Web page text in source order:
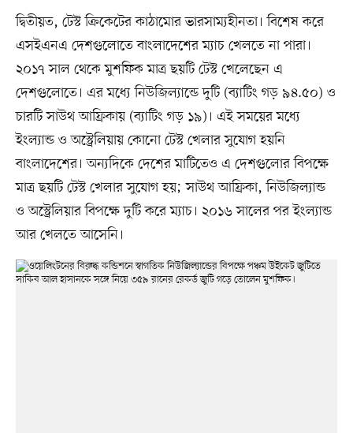
দ্বিতীয়ত, টেস্ট ক্রিকেটের কাঠামোর ভারসাম্যহীনতা। বিশেষ করে
এসইএনএ দেশগুলোতে বাংলাদেশের ম্যাচ খেলতে না পারা।
২০১৭ সাল থেকে মুশফিক মাত্র ছয়টি টেস্ট খেলেছেন এ
দেশগুলোতে। এর মধ্যে নিউজিল্যান্ডে দুটি (ব্যাটিং গড় ৯৪.৫০) ও
চারটি সাউথ আফ্রিকায় (ব্যাটিং গড় ১৯)। এই সময়ের মধ্যে
ইংল্যান্ড ও অস্ট্রেলিয়ায় কোনো টেস্ট খেলার সুযোগ হয়নি
বাংলাদেশের। অন্যদিকে দেশের মাটিতেও এ দেশগুলোর বিপক্ষে
মাত্র ছয়টি টেস্ট খেলার সুযোগ হয়; সাউথ আফ্রিকা, নিউজিল্যান্ড
ও অস্ট্রেলিয়ার বিপক্ষে দুটি করে ম্যাচ। ২০১৬ সালের পর ইংল্যান্ড
আর খেলতে আসেনি।